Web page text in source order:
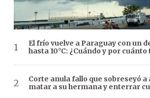
El frío vuelve a Paraguay con un
hasta 10°C: ¿Cuándo y por
Corte anula fallo que sobreseyó a
matar a su hermana y enterrar